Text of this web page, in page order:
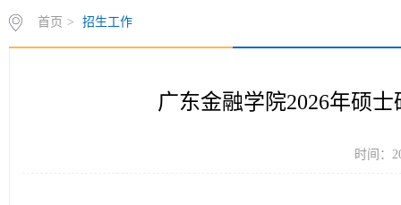
首页 > 招生工作
广东金融学院2026年硕
时间：